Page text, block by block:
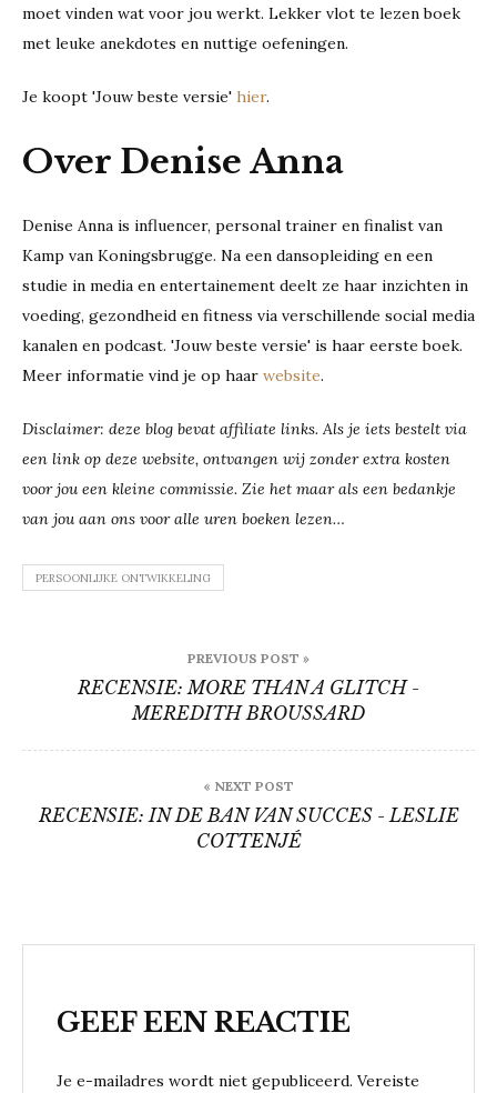
moet vinden wat voor jou werkt. Lekker vlot te lezen boek
met leuke anekdotes en nuttige oefeningen.
Je koopt 'Jouw beste versie' hier.
Over Denise Anna
Denise Anna is influencer, personal trainer en finalist van
Kamp van Koningsbrugge. Na een dansopleiding en een
studie in media en entertainement deelt ze haar inzichten in
voeding, gezondheid en fitness via verschillende social media
kanalen en podcast. 'Jouw beste versie' is haar eerste boek.
Meer informatie vind je op haar website.
Disclaimer: deze blog bevat affiliate links. Als je iets bestelt via
een link op deze website, ontvangen wij zonder extra kosten
voor jou een kleine commissie. Zie het maar als een bedankje
van jou aan ons voor alle uren boeken lezen…
PERSOONLIJKE ONTWIKKELING
navigatie
PREVIOUS POST »
RECENSIE: MORE THAN A GLITCH -
MEREDITH BROUSSARD
« NEXT POST
RECENSIE: IN DE BAN VAN SUCCES - LESLIE
COTTENJÉ
GEEF EEN REACTIE
Je e-mailadres wordt niet gepubliceerd. Vereiste